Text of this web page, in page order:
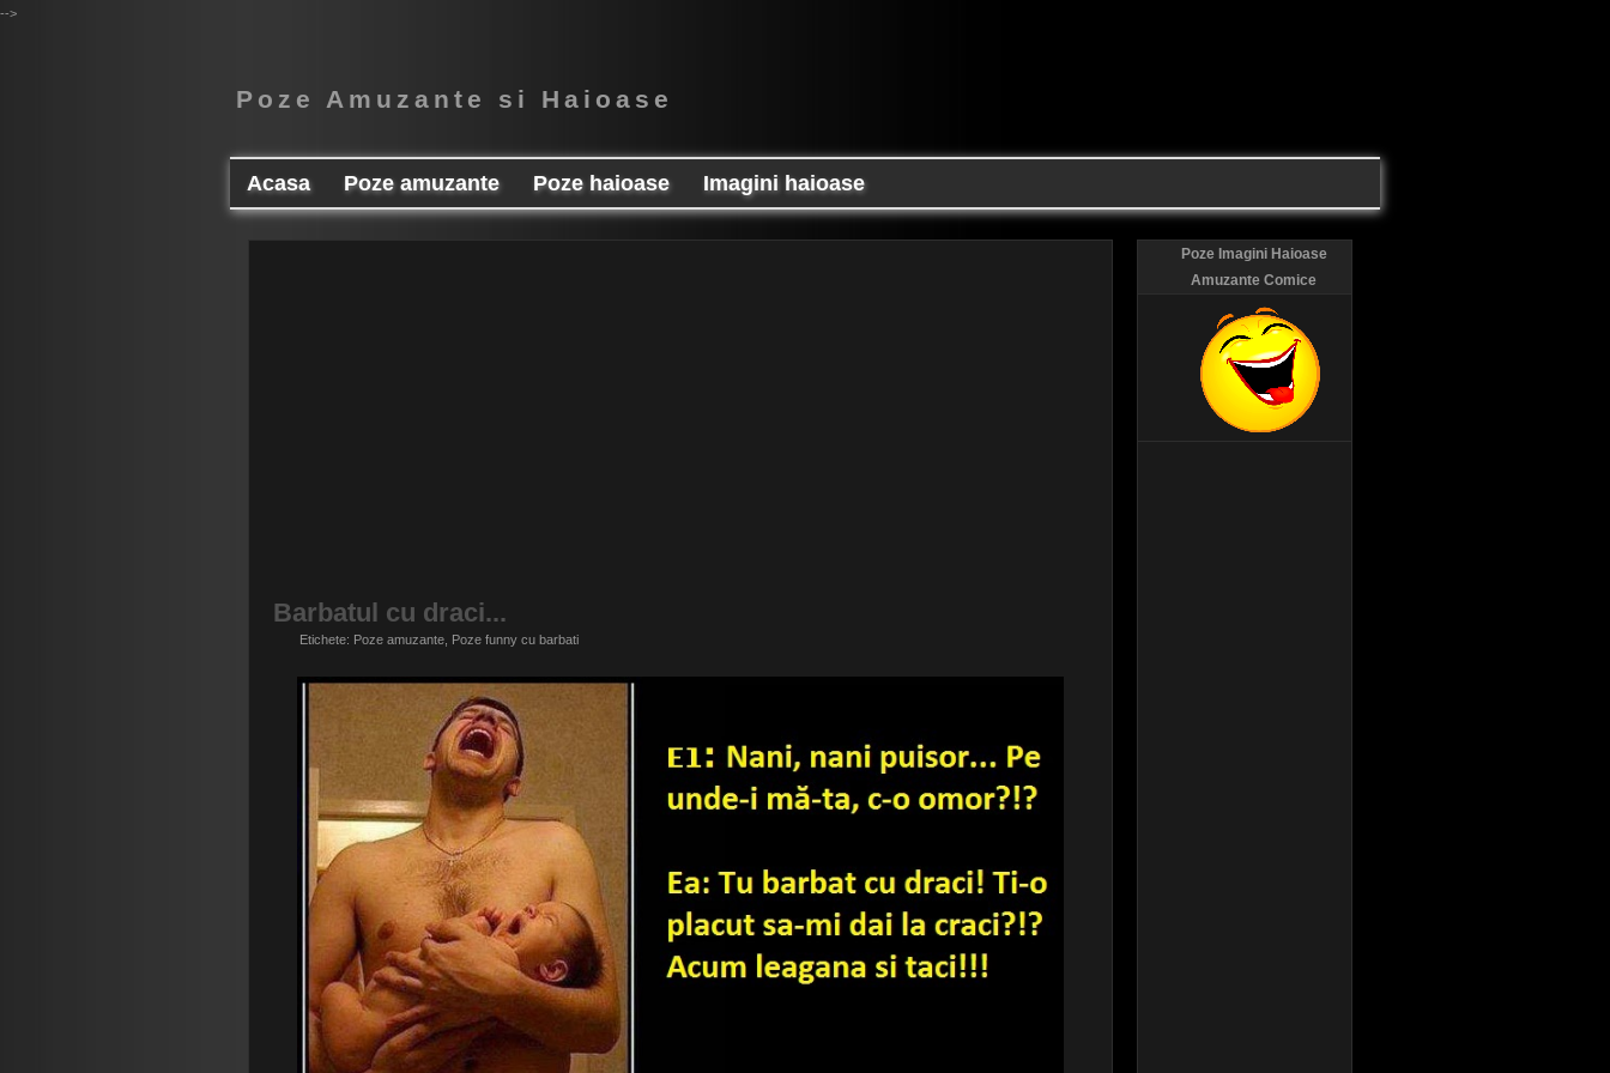
-->
Poze Amuzante si Haioase
Acasa Poze amuzante Poze haioase Imagini haioase
Barbatul cu draci...
Etichete: Poze amuzante Poze funny cu barbati
Poze Imagini Haioase
Amuzante Comice